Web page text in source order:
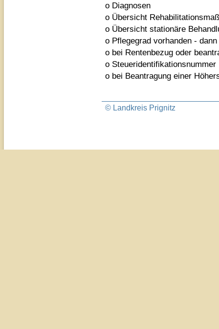
o Diagnosen
o Übersicht
o Übersicht stationäre
o Pflegegrad vorhanden -
o bei Rentenbezug oder
o Steueridentifikationsnummer
o bei Beantragung einer
© Landkreis Prignitz